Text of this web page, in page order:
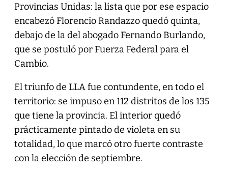
Provincias Unidas: la lista que por ese espacio
encabezó Florencio Randazzo quedó quinta,
debajo de la del abogado Fernando Burlando,
que se postuló por Fuerza Federal para el
Cambio.
El triunfo de LLA fue contundente, en todo el
territorio: se impuso en 112 distritos de los 135
que tiene la provincia. El interior quedó
prácticamente pintado de violeta en su
totalidad, lo que marcó otro fuerte contraste
con la elección de septiembre.